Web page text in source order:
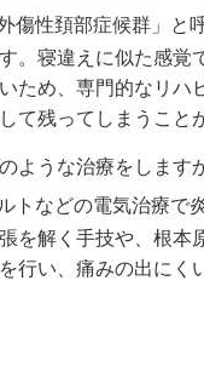
傷性頚部症候群」と
。寝違えに似た感覚
ため、専門的なリハ
て残ってしまうこと
ような治療をします
トなどの電気治療で
を解く手技や、根本
行い、痛みの出にく